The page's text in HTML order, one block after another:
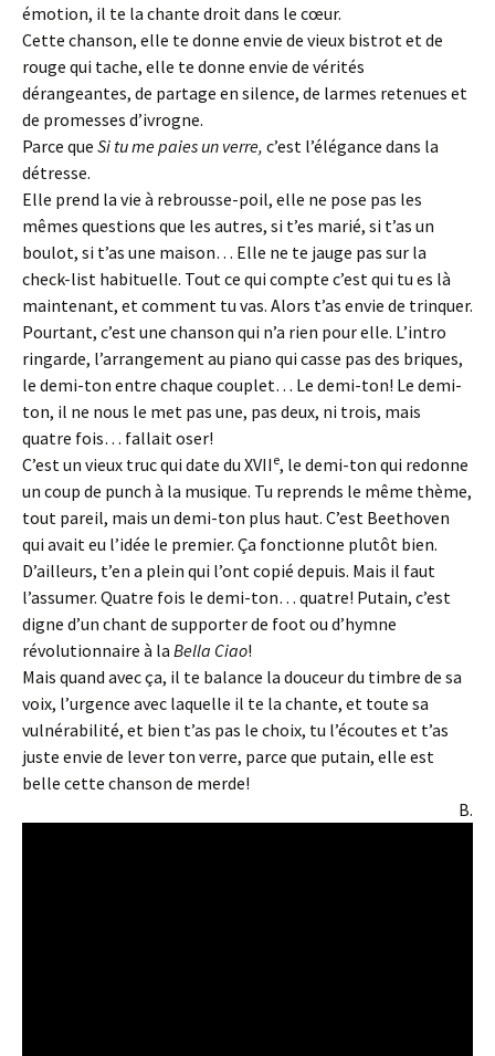
émotion, il te la chante droit dans le cœur.
Cette chanson, elle te donne envie de vieux bistrot et de
rouge qui tache, elle te donne envie de vérités
dérangeantes, de partage en silence, de larmes retenues et
de promesses d’ivrogne.
Parce que Si tu me paies un verre, c’est l’élégance dans la
détresse.
Elle prend la vie à rebrousse-poil, elle ne pose pas les
mêmes questions que les autres, si t’es marié, si t’as un
boulot, si t’as une maison… Elle ne te jauge pas sur la
check-list habituelle. Tout ce qui compte c’est qui tu es là
maintenant, et comment tu vas. Alors t’as envie de trinquer.
Pourtant, c’est une chanson qui n’a rien pour elle. L’intro
ringarde, l’arrangement au piano qui casse pas des briques,
le demi-ton entre chaque couplet… Le demi-ton! Le demi-
ton, il ne nous le met pas une, pas deux, ni trois, mais
quatre fois… fallait oser!
C’est un vieux truc qui date du XVII e, le demi-ton qui redonne
un coup de punch à la musique. Tu reprends le même thème,
tout pareil, mais un demi-ton plus haut. C’est Beethoven
qui avait eu l’idée le premier. Ça fonctionne plutôt bien.
D’ailleurs, t’en a plein qui l’ont copié depuis. Mais il faut
l’assumer. Quatre fois le demi-ton… quatre! Putain, c’est
digne d’un chant de supporter de foot ou d’hymne
révolutionnaire à la Bella Ciao!
Mais quand avec ça, il te balance la douceur du timbre de sa
voix, l’urgence avec laquelle il te la chante, et toute sa
vulnérabilité, et bien t’as pas le choix, tu l’écoutes et t’as
juste envie de lever ton verre, parce que putain, elle est
belle cette chanson de merde!
B.